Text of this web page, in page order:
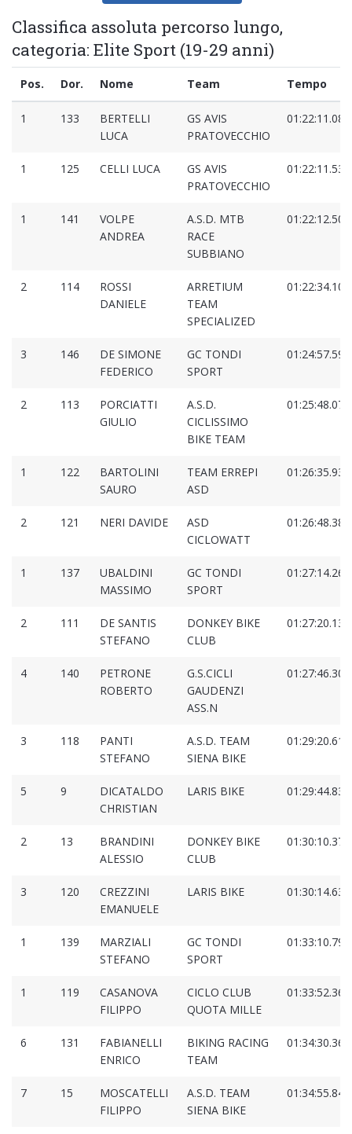
Classifica assoluta percorso lungo,
categoria: Elite Sport (19-29 anni)
Pos. Dor. Nome Team Tempo
1 133
BERTELLI
LUCA
GS AVIS
PRATOVECCHIO
01:22:11.080
1 125 CELLI LUCA
GS AVIS
PRATOVECCHIO
01:22:11.533
1 141
VOLPE
ANDREA
A.S.D. MTB
RACE
SUBBIANO
01:22:12.500
2 114
ROSSI
DANIELE
ARRETIUM
TEAM
SPECIALIZED
01:22:34.106
3 146
DE SIMONE
FEDERICO
GC TONDI
SPORT
01:24:57.595
2 113
PORCIATTI
GIULIO
A.S.D.
CICLISSIMO
BIKE TEAM
01:25:48.077
1 122
BARTOLINI
SAURO
TEAM ERREPI
ASD
01:26:35.938
2 121 NERI DAVIDE
ASD
CICLOWATT
01:26:48.386
1 137
UBALDINI
MASSIMO
GC TONDI
SPORT
01:27:14.267
2 111
DE SANTIS
STEFANO
DONKEY BIKE
CLUB
01:27:20.132
4 140
PETRONE
ROBERTO
G.S.CICLI
GAUDENZI
ASS.N
01:27:46.309
3 118
PANTI
STEFANO
A.S.D. TEAM
SIENA BIKE
01:29:20.612
5 9
DICATALDO
CHRISTIAN
LARIS BIKE 01:29:44.838
2 13
BRANDINI
ALESSIO
DONKEY BIKE
CLUB
01:30:10.376
3 120
CREZZINI
EMANUELE
LARIS BIKE 01:30:14.634
1 139
MARZIALI
STEFANO
GC TONDI
SPORT
01:33:10.790
1 119
CASANOVA
FILIPPO
CICLO CLUB
QUOTA MILLE
01:33:52.364
6 131
FABIANELLI
ENRICO
BIKING RACING
TEAM
01:34:30.366
7 15
MOSCATELLI
FILIPPO
A.S.D. TEAM
SIENA BIKE
01:34:55.840